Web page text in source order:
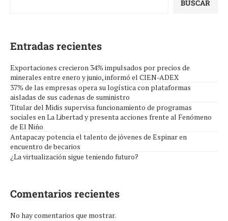
BUSCAR
Entradas recientes
Exportaciones crecieron 34% impulsados por precios de
minerales entre enero y junio, informó el CIEN-ADEX
37% de las empresas opera su logística con plataformas
aisladas de sus cadenas de suministro
Titular del Midis supervisa funcionamiento de programas
sociales en La Libertad y presenta acciones frente al Fenómeno
de El Niño
Antapacay potencia el talento de jóvenes de Espinar en
encuentro de becarios
¿La virtualización sigue teniendo futuro?
Comentarios recientes
No hay comentarios que mostrar.